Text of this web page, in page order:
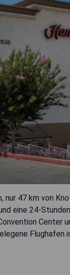
47 km von
eine 24-
Center
Flughafen